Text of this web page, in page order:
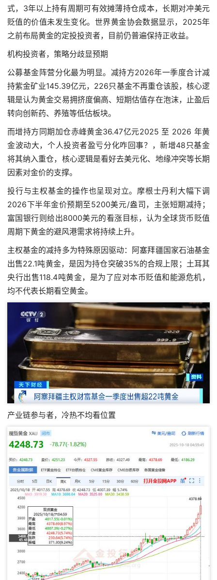
式，3年以上持有周期可有效摊薄持仓成本，长期对冲美元
贬值的价值未发生变化。世界黄金协会数据显示，2025年
之前布局黄金的定投投资者，目前仍普遍保持正收益。
机构投资者，策略分歧显预期
公募基金阵营分化最为明显。减持方2026年一季度合计减
持紫金矿业145.39亿元，226只基金不再重仓该股，核心逻
辑是认为黄金交易拥挤度偏高、短期估值存在泡沫，止盈后
转向创新药、养殖等低估板块。
而增持方同期加仓赤峰黄金36.47亿元2025 至 2026 年黄
金波动大，个人投资者盈亏分化咋回事？，新增48只基金
将其纳入重仓，核心逻辑是看好去美元化、地缘冲突等长期
因素对金价的支撑。
投行与主权基金的操作也呈现对立。摩根士丹利大幅下调
2026下半年金价预期至5200美元/盎司，主张短期减持；
富国银行则给出8000美元的看涨目标，认为全球货币贬值
周期下黄金的避风港需求将持续上升。
主权基金的减持多为特殊原因驱动：阿塞拜疆国家石油基金
出售22.1吨黄金，是因为持仓突破35%的合规上限；土耳其
央行出售118.4吨黄金，是为了应对本币贬值和能源危机，
均不代表长期看空黄金。
产业链参与者，冷热不均看位置